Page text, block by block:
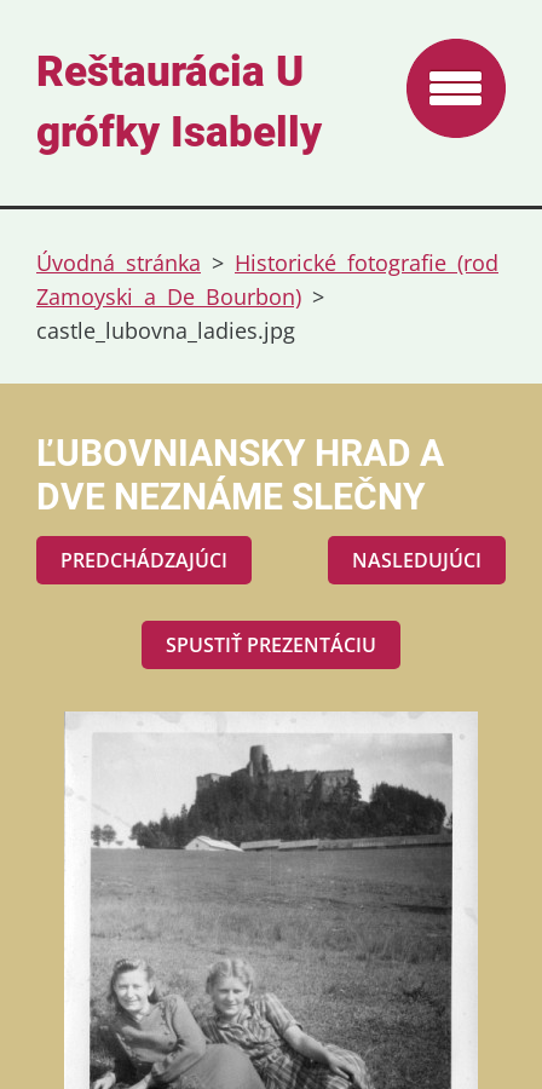
Reštaurácia U
grófky Isabelly
Úvodná stránka > Historické fotografie (rod
Zamoyski a De Bourbon) >
castle_lubovna_ladies.jpg
ĽUBOVNIANSKY HRAD A
DVE NEZNÁME SLEČNY
PREDCHÁDZAJÚCI NASLEDUJÚCI
SPUSTIŤ PREZENTÁCIU